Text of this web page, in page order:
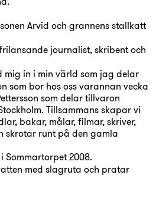
Arvid och grannens stallkatt
journalist, skribent och
mig in i min värld som jag delar
som bor hos oss varannan vecka
som delar tillvaron
Tillsammans skapar vi
bakar, målar, filmar, skriver,
skrotar runt på den gamla
Sommartorpet 2008.
med slagruta och pratar